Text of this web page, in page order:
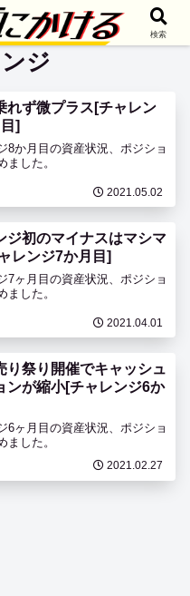
資産倍増チャレンジ
ジ
れず微プラス[チャレン
]
8か月目の資産状況、ポジショ
ました。
2021.05.02
ジ初のマイナスはマシマ
レンジ7か月目]
7ヶ月目の資産状況、ポジショ
ました。
2021.04.01
り祭り開催でキャッシュ
ンが縮小[チャレンジ6か
6ヶ月目の資産状況、ポジショ
ました。
2021.02.27
検索